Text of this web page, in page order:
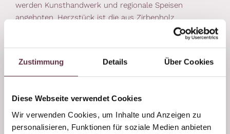
Zustimmung Details Über Cookies
Diese Webseite verwendet Cookies
Wir verwenden Cookies, um Inhalte und Anzeigen zu
personalisieren, Funktionen für soziale Medien anbieten
werden Kunsthandwerk und regionale Speisen
angeboten. Herzstück ist die aus Zirbenholz
geschnitzte Dorfkrippe, diese ist auch der Beginn des
Vordergrund, und es ist ein unvergessliches Erlebnis
und ein wirklicher Gegensatz zu der ansonsten so
Lasst euch verzaubern von der Magie des Bergadvents
im Tal der Almen.